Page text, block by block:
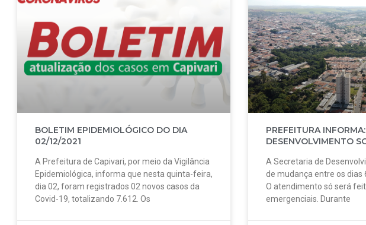
BOLETIM EPIDEMIOLÓGICO DO DIA
02/12/2021
A Prefeitura de Capivari, por meio da Vigilância
Epidemiológica, informa que nesta quinta-feira,
dia 02, foram registrados 02 novos casos da
Covid-19, totalizando 7.612. Os
PREFEITURA
DESENVOLVIMENTO
A Secretaria de
de mudança entre os dias
O atendimento só será
emergenciais. Durante